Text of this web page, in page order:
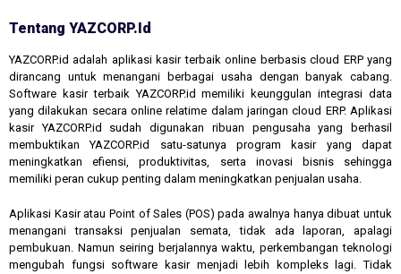
Tentang YAZCORP.id
YAZCORP.id adalah aplikasi kasir terbaik online berbasis cloud ERP yang
dirancang untuk menangani berbagai usaha dengan banyak cabang.
Software kasir terbaik YAZCORP.id memiliki keunggulan integrasi data
yang dilakukan secara online relatime dalam jaringan cloud ERP. Aplikasi
kasir YAZCORP.id sudah digunakan ribuan pengusaha yang berhasil
membuktikan YAZCORP.id satu-satunya program kasir yang dapat
meningkatkan efiensi, produktivitas, serta inovasi bisnis sehingga
memiliki peran cukup penting dalam meningkatkan penjualan usaha.
Aplikasi Kasir atau Point of Sales (POS) pada awalnya hanya dibuat untuk
menangani transaksi penjualan semata, tidak ada laporan, apalagi
pembukuan. Namun seiring berjalannya waktu, perkembangan teknologi
mengubah fungsi software kasir menjadi lebih kompleks lagi. Tidak